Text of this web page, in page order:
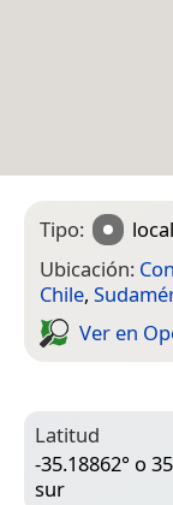
Tipo:
Ubicación:
Chile,
Ver en
Latitud
-35.18862° o
sur